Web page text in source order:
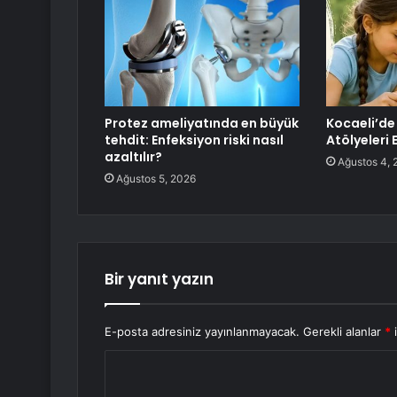
Protez ameliyatında en büyük
tehdit: Enfeksiyon riski nasıl
azaltılır?
Ağustos 5, 2026
Atölyeleri
Ağustos 4,
Bir yanıt yazın
E-posta adresiniz yayınlanmayacak. Gerekli alanlar *